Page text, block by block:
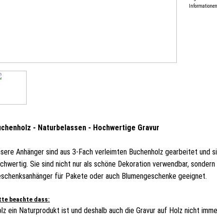
- Naturbelassen - Hochwertige Gravur
Anhänger sind aus 3-Fach verleimten Buchenholz gearbeitet und
Sie sind nicht nur als schöne Dekoration verwendbar,
für Pakete oder auch Blumengeschenke geeignet.
beachte dass:
ein Naturprodukt ist und deshalb auch die Gravur auf Holz nicht